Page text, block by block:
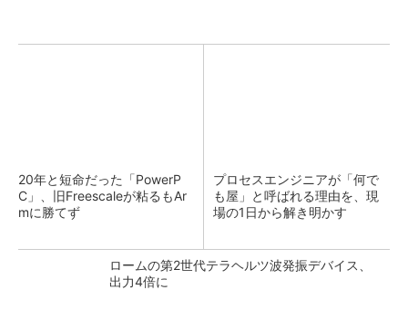
20年と短命だった「PowerP
C」、旧Freescaleが粘るもAr
mに勝てず
プロセスエンジニアが「何で
も屋」と呼ばれる理由を、現
場の1日から解き明かす
ロームの第2世代テラヘルツ波発振デバイス、
出力4倍に